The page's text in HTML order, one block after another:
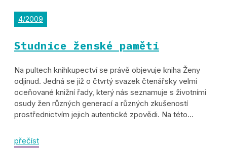
4/2009
Studnice ženské paměti
Na pultech knihkupectví se právě objevuje kniha Ženy
odjinud. Jedná se již o čtvrtý svazek čtenářsky velmi
oceňované knižní řady, který nás seznamuje s životními
osudy žen různých generací a různých zkušeností
prostřednictvím jejich autentické zpovědi. Na této...
přečíst